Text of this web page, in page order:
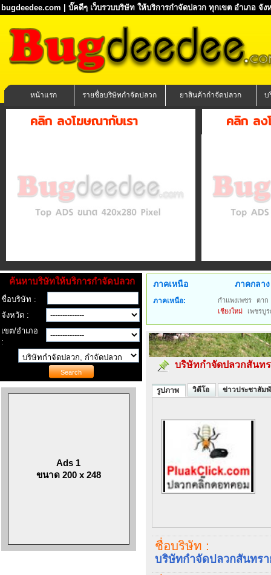
bugdeedee.com | บั๊คดีๆ เว็บรวบบริษัท ให้บริการกำจัดปลวก ทุกเขต อำเภอ จั
หน้าแรก รายชื่อบริษัทกำจัดปลวก ยาสินค้ากำจัดปลวก บ
คลิก ลงโฆษณากับเรา คลิก ลง
ค้นหาบริษัทให้บริการกำจัดปลวก
ชื่อบริษัท :
จังหวัด :
เขต/อำเภอ
:
Ads 1
ขนาด 200 x 248
ภาคเหนือ ภาคกลาง
ภาคเหนือ: กำแพงเพชร
ตาก
เชียงใหม่
เพชรบู
บริษัทกำจัดปลวกสันทร
รูปภาพ วิดีโอ ข่าวประชาสัม
ชื่อบริษัท :
บริษัทกำจัดปลวกสันทรา